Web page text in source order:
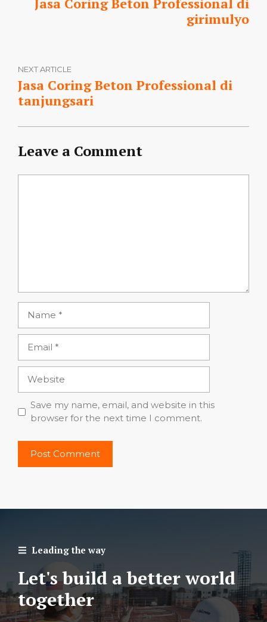
girimulyo
NEXT ARTICLE
Jasa Coring Beton Professional di
tanjungsari
Leave a Comment
Save my name, email, and website in this
browser for the next time I comment.
Leading the way
Let's build a better world
together